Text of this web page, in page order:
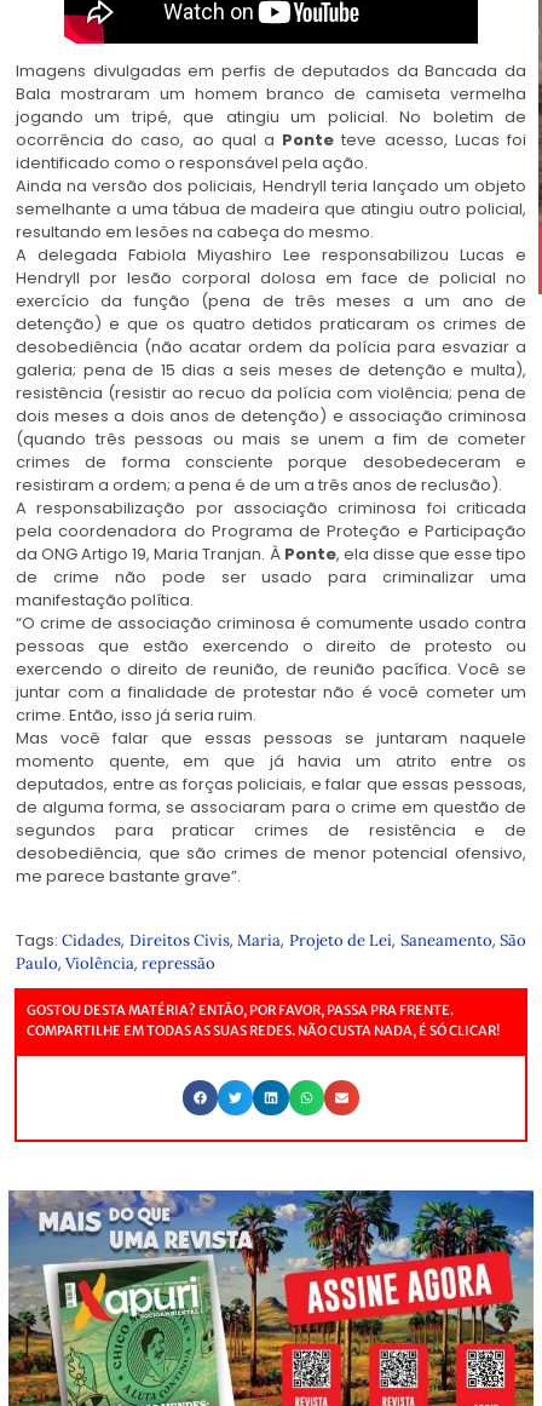
Imagens divulgadas em perfis de deputados da Bancada da
Bala mostraram um homem branco de camiseta vermelha
jogando um tripé, que atingiu um policial. No boletim de
ocorrência do caso, ao qual a Ponte teve acesso, Lucas foi
identificado como o responsável pela ação.
Ainda na versão dos policiais, Hendryll teria lançado um objeto
semelhante a uma tábua de madeira que atingiu outro policial,
resultando em lesões na cabeça do mesmo.
A delegada Fabiola Miyashiro Lee responsabilizou Lucas e
Hendryll por lesão corporal dolosa em face de policial no
exercício da função (pena de três meses a um ano de
detenção) e que os quatro detidos praticaram os crimes de
desobediência (não acatar ordem da polícia para esvaziar a
galeria; pena de 15 dias a seis meses de detenção e multa),
resistência (resistir ao recuo da polícia com violência; pena de
dois meses a dois anos de detenção) e associação criminosa
(quando três pessoas ou mais se unem a fim de cometer
crimes de forma consciente porque desobedeceram e
resistiram a ordem; a pena é de um a três anos de reclusão).
A responsabilização por associação criminosa foi criticada
pela coordenadora do Programa de Proteção e Participação
da ONG Artigo 19, Maria Tranjan. À Ponte, ela disse que esse tipo
de crime não pode ser usado para criminalizar uma
manifestação política.
“O crime de associação criminosa é comumente usado contra
pessoas que estão exercendo o direito de protesto ou
exercendo o direito de reunião, de reunião pacífica. Você se
juntar com a finalidade de protestar não é você cometer um
crime. Então, isso já seria ruim.
Mas você falar que essas pessoas se juntaram naquele
momento quente, em que já havia um atrito entre os
deputados, entre as forças policiais, e falar que essas pessoas,
de alguma forma, se associaram para o crime em questão de
segundos para praticar crimes de resistência e de
desobediência, que são crimes de menor potencial ofensivo,
me parece bastante grave”.
Tags:Cidades, Direitos Civis,Maria, Projeto de Lei, Saneamento,São
Paulo, Violência, repressão
GOSTOU DESTA MATÉRIA? ENTÃO, POR FAVOR, PASSA PRA FRENTE.
COMPARTILHE EM TODAS AS SUAS REDES. NÃO CUSTA NADA, É SÓ CLICAR!